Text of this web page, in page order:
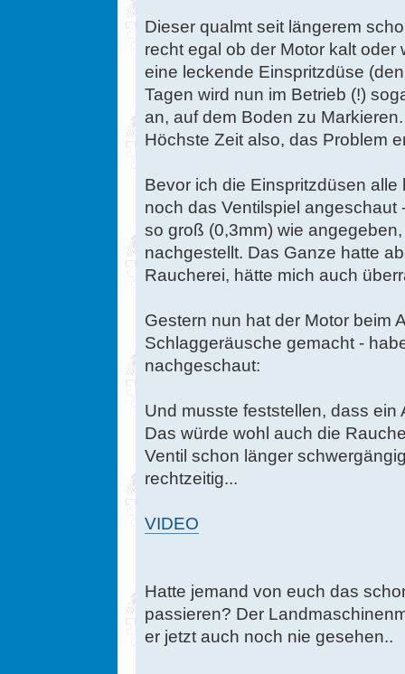
Dieser qualmt seit längerem
recht egal ob der Motor kalt
eine leckende Einspritzdüse
Tagen wird nun im Betrieb (!)
an, auf dem Boden zu Markieren.
Höchste Zeit also, das Problem
Bevor ich die Einspritzdüsen
noch das Ventilspiel
so groß (0,3mm) wie
nachgestellt. Das Ganze hatte
Raucherei, hätte mich auch
Gestern nun hat der Motor beim
Schlaggeräusche gemacht -
nachgeschaut:
Und musste feststellen, dass
Das würde wohl auch die
Ventil schon länger
rechtzeitig...
VIDEO
Hatte jemand von euch das
passieren? Der
er jetzt auch noch nie gesehen..